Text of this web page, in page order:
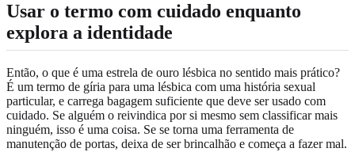
Usar o termo com cuidado enquanto
explora a identidade
Então, o que é uma estrela de ouro lésbica no sentido mais prático?
É um termo de gíria para uma lésbica com uma história sexual
particular, e carrega bagagem suficiente que deve ser usado com
cuidado. Se alguém o reivindica por si mesmo sem classificar mais
ninguém, isso é uma coisa. Se se torna uma ferramenta de
manutenção de portas, deixa de ser brincalhão e começa a fazer mal.